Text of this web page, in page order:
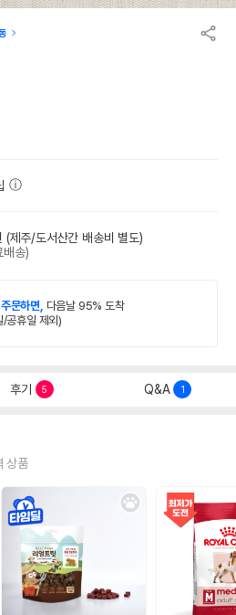
(제주/도서산간 배송비 별도)
배송)
문하면, 다음날 95% 도착
/공휴일 제외)
후기 5 Q&A 1
상품